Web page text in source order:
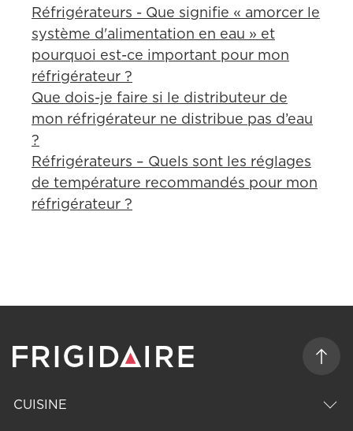
Réfrigérateurs - Que signifie « amorcer le
système d'alimentation en eau » et
pourquoi est-ce important pour mon
réfrigérateur ?
Que dois-je faire si le distributeur de
mon réfrigérateur ne distribue pas d’eau
?
Réfrigérateurs – Quels sont les réglages
de température recommandés pour mon
réfrigérateur ?
CUISINE